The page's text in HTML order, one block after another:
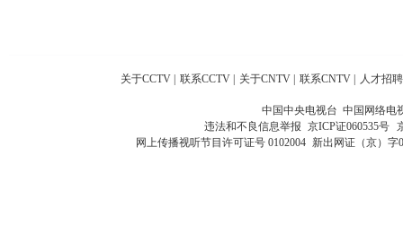
关于CCTV 联系CCTV 关于CNTV 联系CNTV 人才招聘
中国中央电视台 中国网络电
违法和不良信息举报 京ICP证060535号
网上传播视听节目许可证号 0102004 新出网证（京）